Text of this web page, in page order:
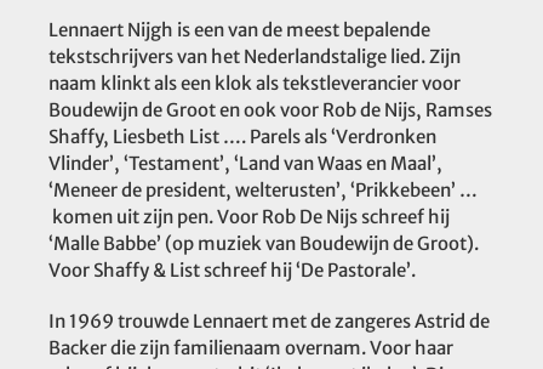
Lennaert Nijgh is een van de meest bepalende
tekstschrijvers van het Nederlandstalige lied. Zijn
naam klinkt als een klok als tekstleverancier voor
Boudewijn de Groot en ook voor Rob de Nijs, Ramses
Shaffy, Liesbeth List …. Parels als ‘Verdronken
Vlinder’, ‘Testament’, ‘Land van Waas en Maal’,
‘Meneer de president, welterusten’, ‘Prikkebeen’ …
komen uit zijn pen. Voor Rob De Nijs schreef hij
‘Malle Babbe’ (op muziek van Boudewijn de Groot).
Voor Shaffy & List schreef hij ‘De Pastorale’.
In 1969 trouwde Lennaert met de zangeres Astrid de
Backer die zijn familienaam overnam. Voor haar